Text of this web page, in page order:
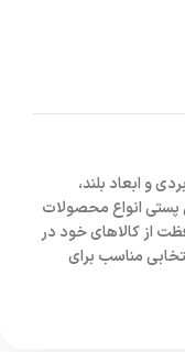
و ابعاد بلند،
پستی انواع محصولات
از کالاهای خود در
مناسب برای